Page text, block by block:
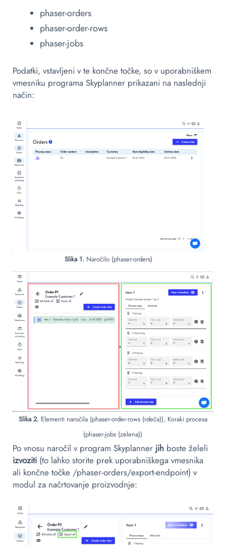
phaser-orders
phaser-order-rows
phaser-jobs
Podatki, vstavljeni v te končne točke, so v uporabniškem
vmesniku programa Skyplanner prikazani na naslednji
način:
Slika 1. Naročilo (phaser-orders)
Slika 2. Elementi naročila (phaser-order-rows (rdeča)), Koraki procesa
(phaser-jobs (zelena))
Po vnosu naročil v program Skyplanner jih boste želeli
izvoziti (to lahko storite prek uporabniškega vmesnika
ali končne točke /phaser-orders/export-endpoint) v
modul za načrtovanje proizvodnje: